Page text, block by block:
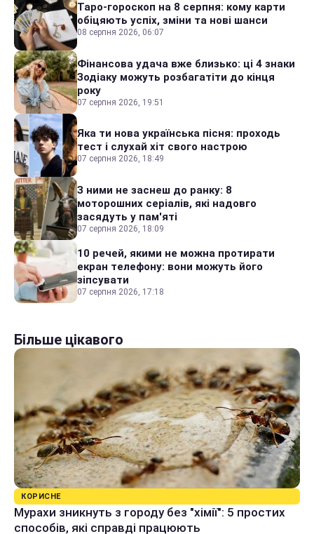
Таро-гороскоп на 8 серпня: кому карти
обіцяють успіх, зміни та нові шанси
08 серпня 2026, 06:07
Фінансова удача вже близько: ці 4 знаки
Зодіаку можуть розбагатіти до кінця
року
07 серпня 2026, 19:51
Яка ти нова українська пісня: проходь
тест і слухай хіт свого настрою
07 серпня 2026, 18:49
З ними не заснеш до ранку: 8
моторошних серіалів, які надовго
засядуть у пам'яті
07 серпня 2026, 18:09
10 речей, якими не можна протирати
екран телефону: вони можуть його
зіпсувати
07 серпня 2026, 17:18
Більше цікавого
КОРИСНЕ
Мурахи зникнуть з городу без "хімії": 5 простих
способів, які справді працюють